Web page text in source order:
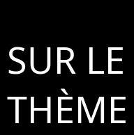
SUR
THÈME